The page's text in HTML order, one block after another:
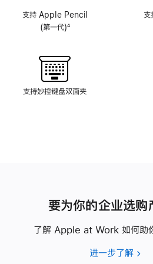
统
支持 Apple Pencil
(第一代)4
支持妙控键盘双面夹
要为你的企业选购
了解 Apple at Work 如何助你
进一步了解 要